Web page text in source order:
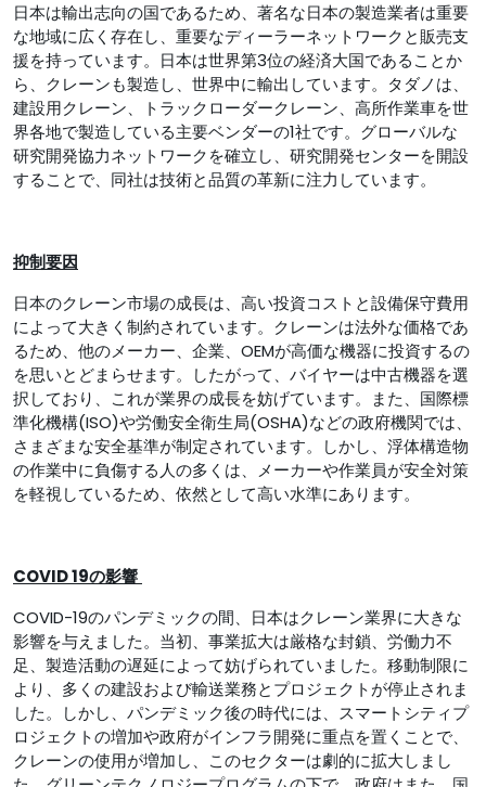
日本は輸出志向の国であるため、著名な日本の製造業者は重要
な地域に広く存在し、重要なディーラーネットワークと販売支
援を持っています。日本は世界第3位の経済大国であることか
ら、クレーンも製造し、世界中に輸出しています。タダノは、
建設用クレーン、トラックローダークレーン、高所作業車を世
界各地で製造している主要ベンダーの1社です。グローバルな
研究開発協力ネットワークを確立し、研究開発センターを開設
することで、同社は技術と品質の革新に注力しています。
抑制要因
日本のクレーン市場の成長は、高い投資コストと設備保守費用
によって大きく制約されています。クレーンは法外な価格であ
るため、他のメーカー、企業、OEMが高価な機器に投資するの
を思いとどまらせます。したがって、バイヤーは中古機器を選
択しており、これが業界の成長を妨げています。また、国際標
準化機構(ISO)や労働安全衛生局(OSHA)などの政府機関では、
さまざまな安全基準が制定されています。しかし、浮体構造物
の作業中に負傷する人の多くは、メーカーや作業員が安全対策
を軽視しているため、依然として高い水準にあります。
COVID 19の影響
COVID-19のパンデミックの間、日本はクレーン業界に大きな
影響を与えました。当初、事業拡大は厳格な封鎖、労働力不
足、製造活動の遅延によって妨げられていました。移動制限に
より、多くの建設および輸送業務とプロジェクトが停止されま
した。しかし、パンデミック後の時代には、スマートシティプ
ロジェクトの増加や政府がインフラ開発に重点を置くことで、
クレーンの使用が増加し、このセクターは劇的に拡大しまし